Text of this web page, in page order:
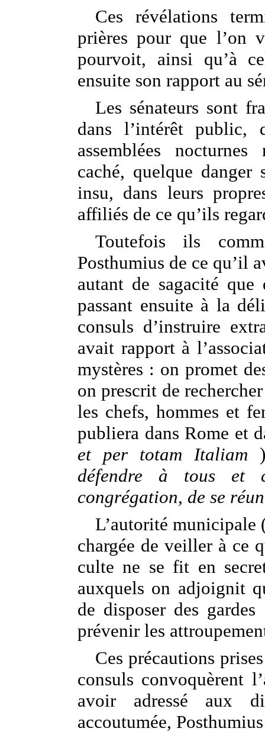
Ces révélations
prières pour que l’on
pourvoit, ainsi qu’à
ensuite son rapport au
Les sénateurs sont
dans l’intérêt public,
assemblées
caché, quelque
insu, dans leurs
affiliés de ce qu’ils
Toutefois ils
Posthumius de ce qu’il
autant de sagacité
passant ensuite à la
consuls d’instruire
avait rapport à
mystères : on promet
on prescrit de
les chefs, hommes et
publiera dans Rome et
et per totam Italiam
défendre à tous et
congrégation, de se
L’autorité municipale
chargée de veiller à ce
culte ne se fit en
auxquels on adjoignit
de disposer des
prévenir les
Ces précautions
consuls convoquèrent
avoir adressé aux
accoutumée,